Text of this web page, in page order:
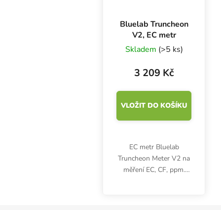
Bluelab Truncheon
V2, EC metr
Skladem (>5 ks)
3 209 Kč
VLOŽIT DO KOŠÍKU
EC metr Bluelab
Truncheon Meter V2 na
měření EC, CF, ppm.